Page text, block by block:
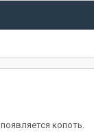
копоть.